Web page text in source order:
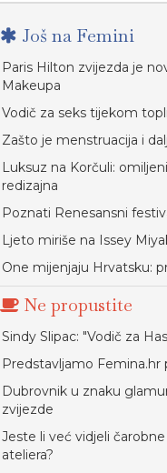
Još na Femini
Paris Hilton zvijezda je
Makeupa
Vodič za seks tijekom
Zašto je menstruacija i
Luksuz na Korčuli:
redizajna
Poznati Renesansni
Ljeto miriše na Issey
One mijenjaju Hrvatsku:
Ne propustite
Sindy Slipac: "Vodič za
Predstavljamo Femina.hr
Dubrovnik u znaku
zvijezde
Jeste li već vidjeli
ateliera?